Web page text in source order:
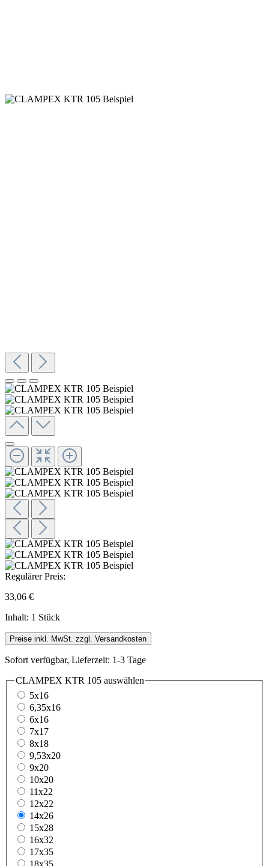
Regulärer Preis:
33,06 €
Inhalt: 1 Stück
Preise inkl. MwSt. zzgl. Versandkosten
Sofort verfügbar, Lieferzeit: 1-3 Tage
CLAMPEX KTR 105 auswählen
5x16
6,35x16
6x16
7x17
8x18
9,53x20
9x20
10x20
11x22
12x22
14x26
15x28
16x32
17x35